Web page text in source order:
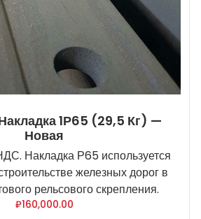
1Р65 (29,5 Кг) —
Новая
Накладка Р65 используется
железных дорог в
рельсового скрепления.
₽160,000.00